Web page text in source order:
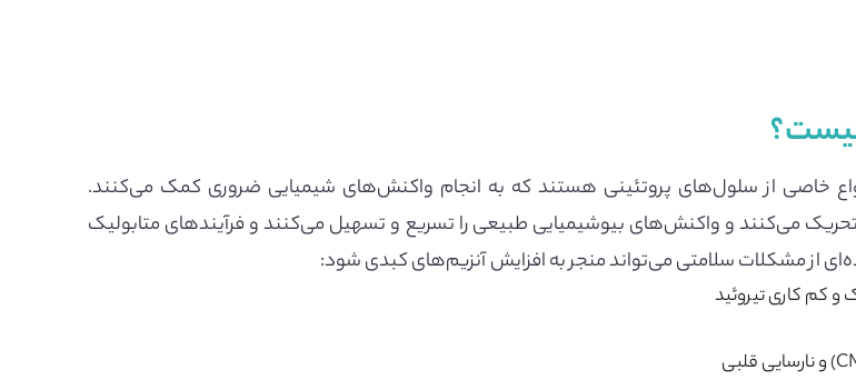
خاصی از سلول‌های پروتئینی هستند که به انجام واکنش‌های شیمیایی ضروری کمک می‌کنند.
می‌کنند و واکنش‌های بیوشیمیایی طبیعی را تسریع و تسهیل می‌کنند و فرآیندهای متابولیک
از مشکلات سلامتی می‌تواند منجر به افزایش آنزیم‌های کبدی شود:
و کم کاری تیروئید